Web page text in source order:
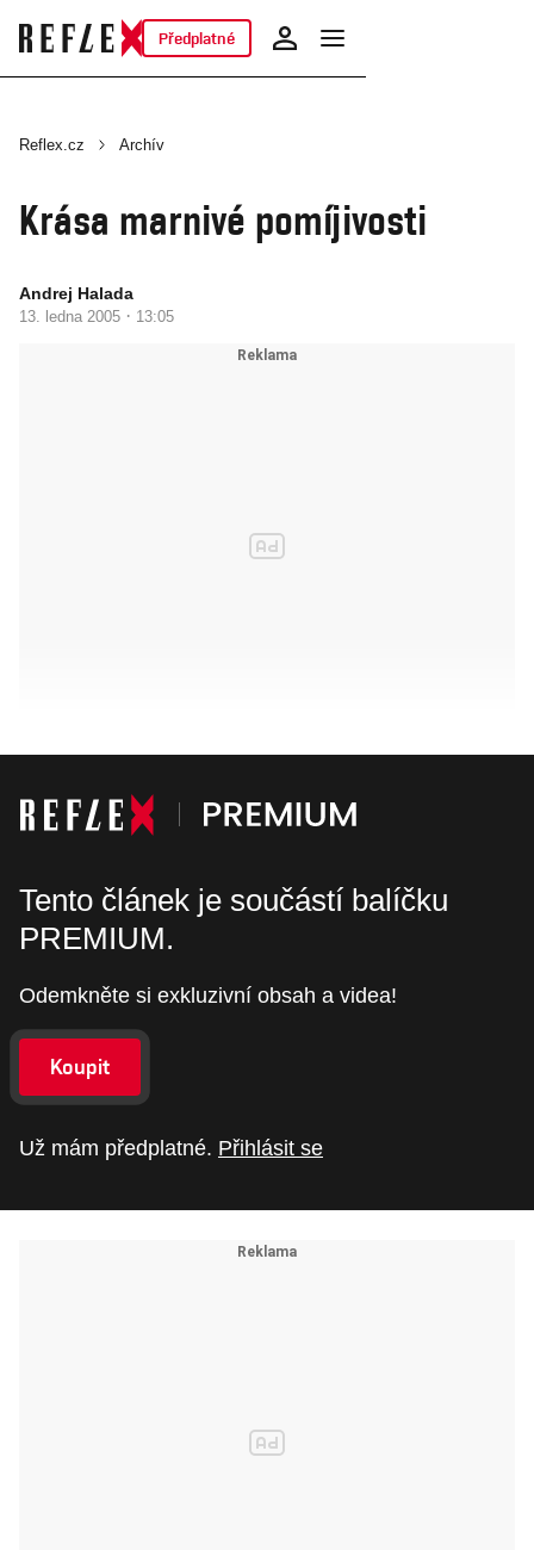
Předplatné
Reflex.cz Archív
Krása marnivé pomíjivosti
Andrej Halada
13. ledna 2005 · 13:05
Tento článek je součástí balíčku
PREMIUM.
Odemkněte si exkluzivní obsah a videa!
Koupit
Už mám předplatné. Přihlásit se